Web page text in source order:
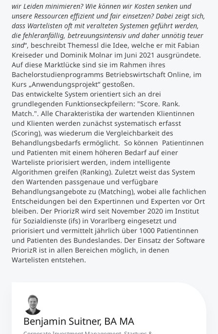
wir Leiden minimieren? Wie können wir Kosten senken und
unsere Ressourcen effizient und fair einsetzen? Dabei zeigt sich,
dass Wartelisten oft mit veralteten Systemen geführt werden,
die fehleranfällig, betreuungsintensiv und daher unnötig teuer
sind“, beschreibt Themessl die Idee, welche er mit Fabian
Kreiseder und Dominik Molnar im Juni 2021 ausgründete.
Auf diese Marktlücke sind sie im Rahmen ihres
Bachelorstudienprogramms Betriebswirtschaft Online, im
Kurs „Anwendungsprojekt“ gestoßen.
Das entwickelte System orientiert sich an drei
grundlegenden Funktionseckpfeilern: "Score. Rank.
Match.". Alle Charakteristika der wartenden Klientinnen
und Klienten werden zunächst systematisch erfasst
(Scoring), was wiederum die Vergleichbarkeit des
Behandlungsbedarfs ermöglicht. So können Patientinnen
und Patienten mit einem höheren Bedarf auf einer
Warteliste priorisiert werden, indem intelligente
Algorithmen greifen (Ranking). Zuletzt weist das System
den Wartenden passgenaue und verfügbare
Behandlungsangebote zu (Matching), wobei alle fachlichen
Entscheidungen bei den Expertinnen und Experten vor Ort
bleiben. Der PriorizR wird seit November 2020 im Institut
für Sozialdienste (ifs) in Vorarlberg eingesetzt und
priorisiert und vermittelt jährlich über 1000 Patientinnen
und Patienten des Bundeslandes. Der Einsatz der Software
PriorizR ist in allen Bereichen möglich, in denen
Wartelisten entstehen.
Benjamin Suitner, BA MA